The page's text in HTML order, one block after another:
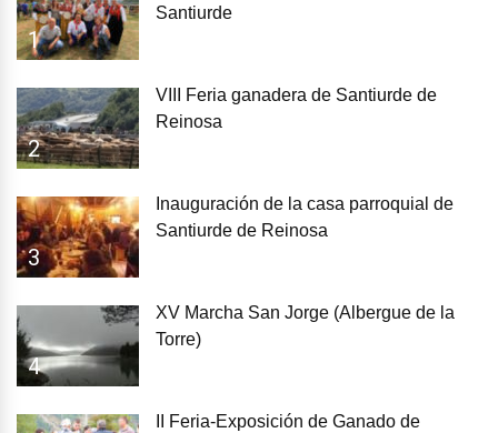
1
Santiurde
2
VIII Feria ganadera de Santiurde de
Reinosa
3
Inauguración de la casa parroquial de
Santiurde de Reinosa
4
XV Marcha San Jorge (Albergue de la
Torre)
II Feria-Exposición de Ganado de